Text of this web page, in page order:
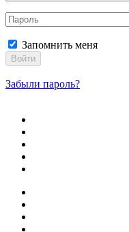
Запомнить меня
Войти
Забыли пароль?